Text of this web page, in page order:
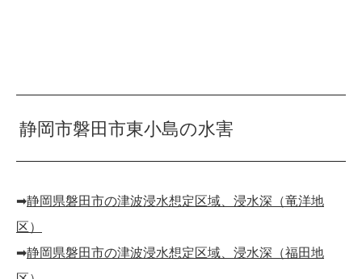
静岡市磐田市東小島の水害
➡︎静岡県磐田市の津波浸水想定区域、浸水深（竜洋地
区）
➡︎静岡県磐田市の津波浸水想定区域、浸水深（福田地